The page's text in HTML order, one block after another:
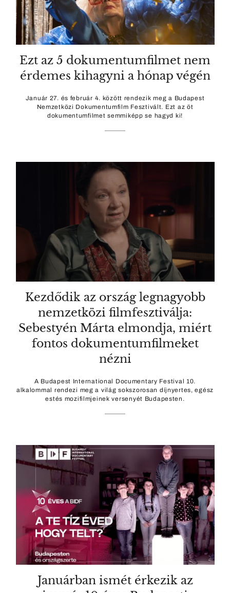
Ezt az 5 dokumentumfilmet nem
érdemes kihagyni a hónap végén
Január 27. és február 4. között rendezik meg a Budapest
Nemzetközi Dokumentumfilm Fesztivált. Ezt az öt
dokumentumfilmet semmiképp se hagyd ki!
Kezdődik az ország legnagyobb
nemzetközi filmfesztiválja:
Sebestyén Márta elmondja, miért
fontos dokumentumfilmeket
nézni
A Budapest International Documentary Festival 10.
alkalommal rendezi meg a világ sokszorosan díjnyertes, egész
estés mozifilmjeinek versenyét Budapesten.
Januárban ismét érkezik az